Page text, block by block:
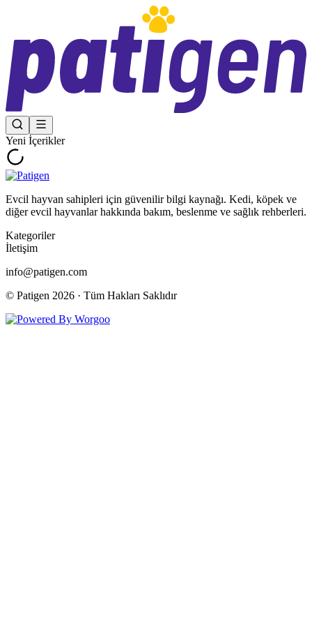
Yeni İçerikler
Evcil hayvan sahipleri için güvenilir bilgi kaynağı. Kedi, köpek ve
diğer evcil hayvanlar hakkında bakım, beslenme ve sağlık rehberleri.
Kategoriler
İletişim
info@patigen.com
© Patigen 2026 · Tüm Hakları Saklıdır